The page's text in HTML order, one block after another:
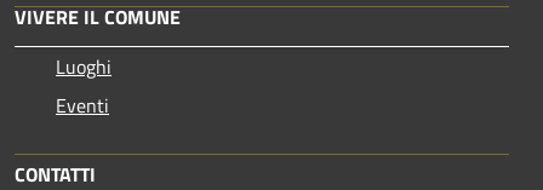
VIVERE IL COMUNE
Luoghi
Eventi
CONTATTI